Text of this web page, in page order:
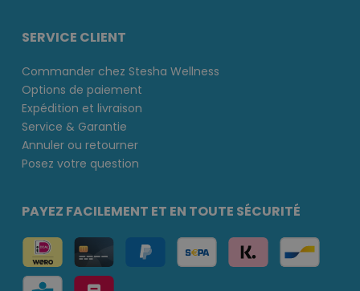
SERVICE CLIENT
Commander chez Stesha Wellness
Options de paiement
Expédition et livraison
Service & Garantie
Annuler ou retourner
Posez votre question
PAYEZ FACILEMENT ET EN TOUTE SÉCURITÉ